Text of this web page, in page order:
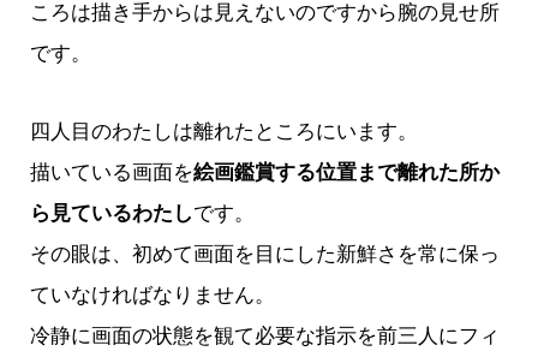
ころは描き手からは見えないのですから腕の見せ所
です。
四人目のわたしは離れたところにいます。
描いている画面を絵画鑑賞する位置まで離れた所か
ら見ているわたしです。
その眼は、初めて画面を目にした新鮮さを常に保っ
ていなければなりません。
冷静に画面の状態を観て必要な指示を前三人にフィ